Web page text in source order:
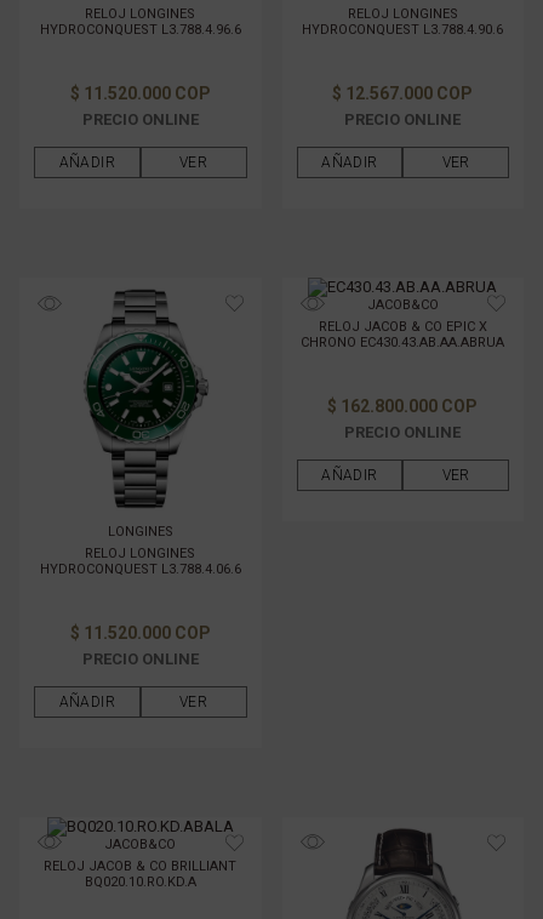
RELOJ LONGINES
HYDROCONQUEST L3.788.4.96.6
$ 11.520.000 COP
PRECIO ONLINE
AÑADIR VER
RELOJ LONGINES
HYDROCONQUEST L3.788.4.90.6
$ 12.567.000 COP
PRECIO ONLINE
AÑADIR VER
LONGINES
RELOJ LONGINES
HYDROCONQUEST L3.788.4.06.6
$ 11.520.000 COP
PRECIO ONLINE
AÑADIR VER
JACOB&CO
RELOJ JACOB & CO EPIC X
CHRONO EC430.43.AB.AA.ABRUA
$ 162.800.000 COP
PRECIO ONLINE
AÑADIR VER
JACOB&CO
RELOJ JACOB & CO BRILLIANT
BQ020.10.RO.KD.A